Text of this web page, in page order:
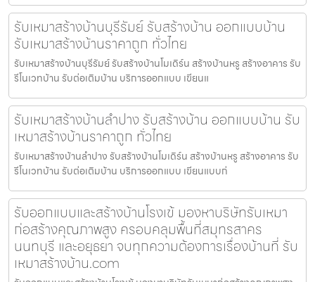
รับเหมาสร้างบ้านบุรีรัมย์ รับสร้างบ้าน ออกแบบบ้าน
รับเหมาสร้างบ้านราคาถูก ทั่วไทย
รับเหมาสร้างบ้านบุรีรัมย์ รับสร้างบ้านโมเดิร์น สร้างบ้านหรู สร้างอาคาร รับ
รีโนเวทบ้าน รับต่อเติมบ้าน บริการออกแบบ เขียนแ
รับเหมาสร้างบ้านลำปาง รับสร้างบ้าน ออกแบบบ้าน รับ
เหมาสร้างบ้านราคาถูก ทั่วไทย
รับเหมาสร้างบ้านลำปาง รับสร้างบ้านโมเดิร์น สร้างบ้านหรู สร้างอาคาร รับ
รีโนเวทบ้าน รับต่อเติมบ้าน บริการออกแบบ เขียนแบบก่
รับออกแบบและสร้างบ้านโรงเข้ มองหาบริษัทรับเหมา
ก่อสร้างคุณภาพสูง ครอบคลุมพื้นที่สมุทรสาคร
นนทบุรี และอยุธยา จบทุกความต้องการเรื่องบ้านที่ รับ
เหมาสร้างบ้าน.com